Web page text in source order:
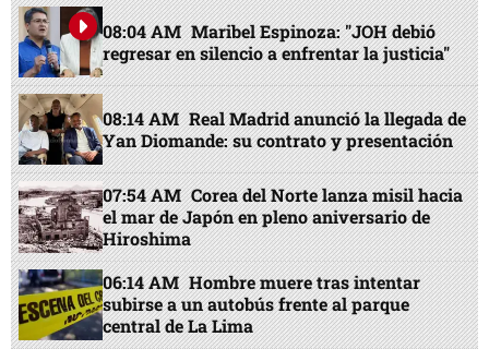
08:04 AM Maribel Espinoza: "JOH debió
regresar en silencio a enfrentar la justicia"
08:14 AM Real Madrid anunció la llegada de
Yan Diomande: su contrato y presentación
07:54 AM Corea del Norte lanza misil hacia
el mar de Japón en pleno aniversario de
Hiroshima
06:14 AM Hombre muere tras intentar
subirse a un autobús frente al parque
central de La Lima